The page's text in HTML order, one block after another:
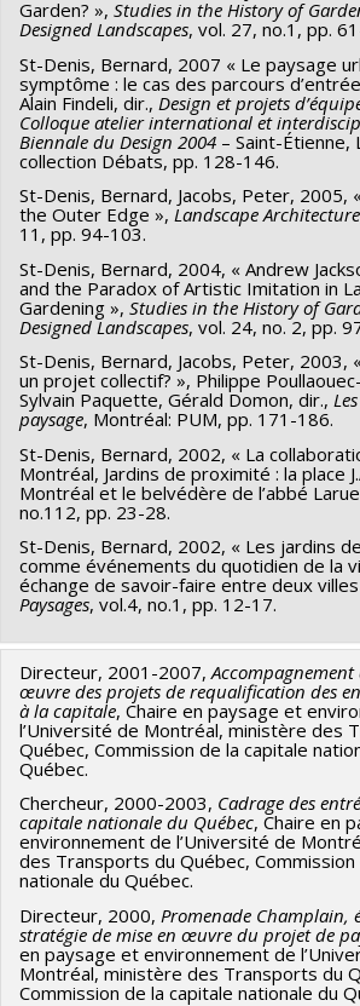
Garden? », Studies in the History of
Designed Landscapes, vol. 27, no.1, pp.
St-Denis, Bernard, 2007 « Le paysage
symptôme : le cas des parcours
Alain Findeli, dir., Design et projets
Colloque atelier international et
Biennale du Design 2004 – Saint-Étienne,
collection Débats, pp. 128-146.
St-Denis, Bernard, Jacobs, Peter, 2005,
the Outer Edge », Landscape Architecture
11, pp. 94-103.
St-Denis, Bernard, 2004, « Andrew
and the Paradox of Artistic Imitation in
Gardening », Studies in the History of
Designed Landscapes, vol. 24, no. 2, pp.
St-Denis, Bernard, Jacobs, Peter, 2003,
un projet collectif? », Philippe
Sylvain Paquette, Gérald Domon, dir.,
paysage, Montréal: PUM, pp. 171-186.
St-Denis, Bernard, 2002, « La
Montréal, Jardins de proximité : la place
Montréal et le belvédère de l’abbé
no.112, pp. 23-28.
St-Denis, Bernard, 2002, « Les jardins
comme événements du quotidien de la
échange de savoir-faire entre deux
Paysages, vol.4, no.1, pp. 12-17.
Recherches et réalisations
Directeur, 2001-2007, Accompagnement
œuvre des projets de requalification des
à la capitale, Chaire en paysage et
l’Université de Montréal, ministère des
Québec, Commission de la capitale
Québec.
Chercheur, 2000-2003, Cadrage des
capitale nationale du Québec, Chaire en
environnement de l’Université de
des Transports du Québec, Commission
nationale du Québec.
Directeur, 2000, Promenade Champlain,
stratégie de mise en œuvre du projet de
en paysage et environnement de
Montréal, ministère des Transports du
Commission de la capitale nationale du